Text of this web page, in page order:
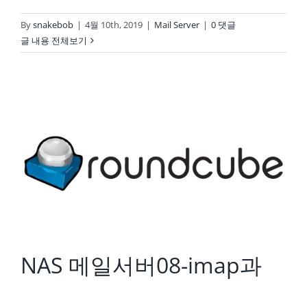
Bysnakebob | 4월 10th, 2019 | Mail Server | 0 댓글
글 내용 전체보기
NAS 메일서버08-imap과